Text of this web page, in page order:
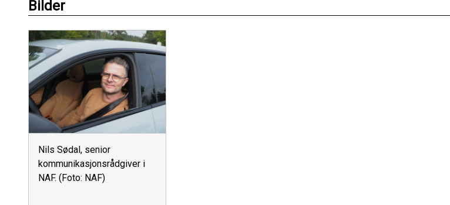
Bilder
Nils Sødal, senior
kommunikasjonsrådgiver i
NAF. (Foto: NAF)